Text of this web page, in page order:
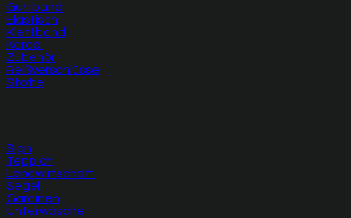
Gurtband
Elastisch
Klettband
Kordel
Zubehör
Reißverschlüsse
Stoffe
Sign
Teppich
Landwirtschaft
Segel
Gardinen
Unterwäsche